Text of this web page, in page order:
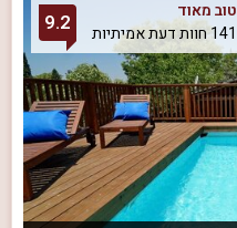
טוב מאוד
141 חוות דעת אמיתיות
9.2